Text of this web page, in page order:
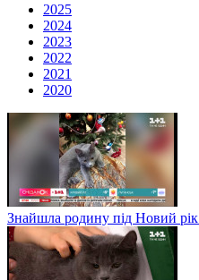
2025
2024
2023
2022
2021
2020
Знайшла родину під Новий